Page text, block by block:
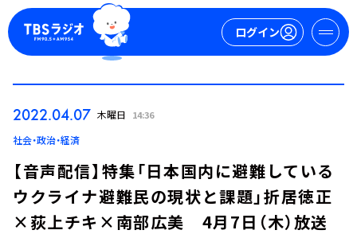
ログイン
2022.04.07 木曜日 14:36
社会・政治・経済
【音声配信】特集「日本国内に避難している
ウクライナ避難民の現状と課題」折居徳正
×荻上チキ×南部広美 4月7日（木）放送